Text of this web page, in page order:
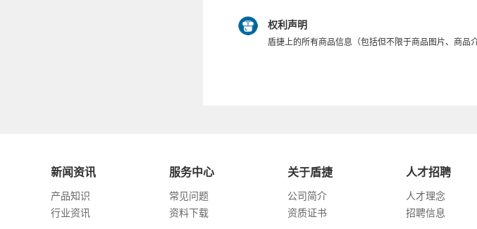
权利声明
盾捷上的所有商品信息（包括但不限于商品图片、商品
新闻资讯
产品知识
行业资讯
服务中心
常见问题
资料下载
关于盾捷
公司简介
资质证书
人才招聘
人才理念
招聘信息